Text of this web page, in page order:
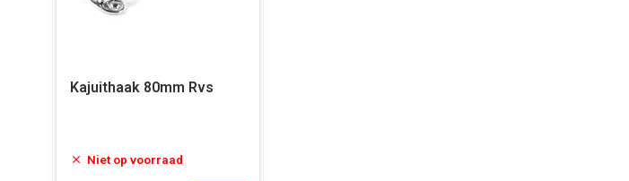
Kajuithaak 80mm Rvs
Niet op voorraad